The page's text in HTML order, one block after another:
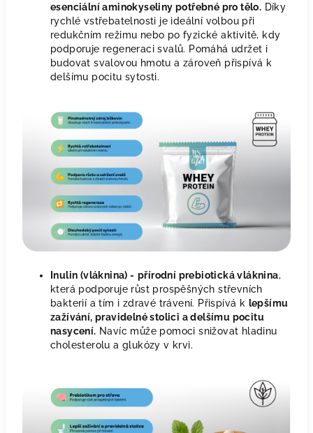
esenciální aminokyseliny potřebné pro tělo. Díky
rychlé vstřebatelnosti je ideální volbou při
redukčním režimu nebo po fyzické aktivitě, kdy
podporuje regeneraci svalů. Pomáhá udržet i
budovat svalovou hmotu a zároveň přispívá k
delšímu pocitu sytosti.
Inulin (vláknina) - přírodní prebiotická vláknina,
která podporuje růst prospěšných střevních
bakterií a tím i zdravé trávení. Přispívá k lepšímu
zažívání, pravidelné stolici a delšímu pocitu
nasycení. Navíc může pomoci snižovat hladinu
cholesterolu a glukózy v krvi.